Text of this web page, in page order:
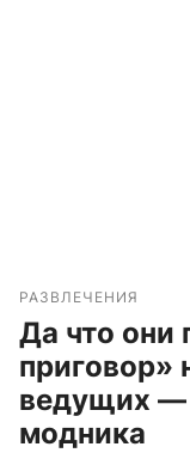
РАЗВЛЕЧЕНИЯ
Да что
приговор»
ведущих —
модника